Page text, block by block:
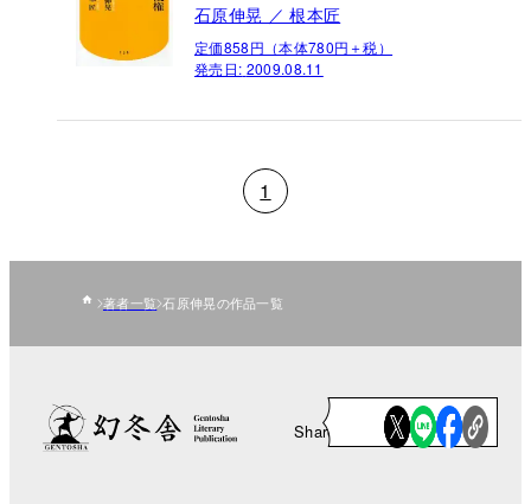
石原伸晃 ／ 根本匠
定価858円（本体780円＋税）
発売日: 2009.08.11
1
著者一覧 石原伸晃の作品一覧
Share